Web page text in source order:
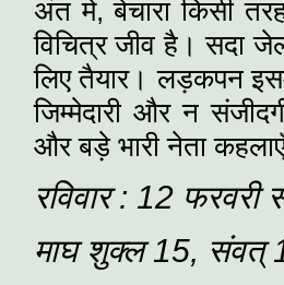
अंत में, बेचारा किसी
विचित्र जीव है। सदा
लिए तैयार। लड़कपन
जिम्‍मेदारी और न
और बड़े भारी नेता
रविवार : 12
माघ शुक्‍ल 15, संवत्